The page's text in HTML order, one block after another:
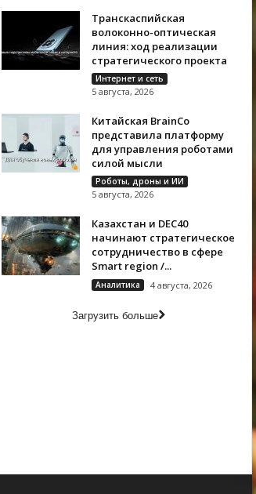
Транскаспийская
волоконно-оптическая
линия: ход реализации
стратегического проекта
Интернет и сеть
5 августа, 2026
Китайская BrainCo
представила платформу
для управления роботами
силой мысли
Роботы, дроны и ИИ
5 августа, 2026
Казахстан и DEC40
начинают стратегическое
сотрудничество в сфере
Smart region /...
Аналитика 4 августа, 2026
Загрузить больше